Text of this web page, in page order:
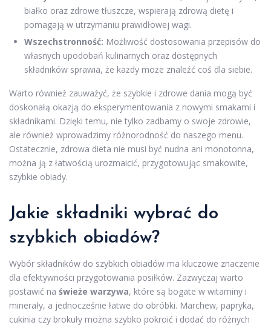
białko oraz zdrowe tłuszcze, wspierają zdrową dietę i
pomagają w utrzymaniu prawidłowej wagi.
Wszechstronność: Możliwość dostosowania przepisów do
własnych upodobań kulinarnych oraz dostępnych
składników sprawia, że każdy może znaleźć coś dla siebie.
Warto również zauważyć, że szybkie i zdrowe dania mogą być
doskonałą okazją do eksperymentowania z nowymi smakami i
składnikami. Dzięki temu, nie tylko zadbamy o swoje zdrowie,
ale również wprowadzimy różnorodność do naszego menu.
Ostatecznie, zdrowa dieta nie musi być nudna ani monotonna,
można ją z łatwością urozmaicić, przygotowując smakowite,
szybkie obiady.
Jakie składniki wybrać do
szybkich obiadów?
Wybór składników do szybkich obiadów ma kluczowe znaczenie
dla efektywności przygotowania posiłków. Zazwyczaj warto
postawić na świeże warzywa, które są bogate w witaminy i
minerały, a jednocześnie łatwe do obróbki. Marchew, papryka,
cukinia czy brokuły można szybko pokroić i dodać do różnych